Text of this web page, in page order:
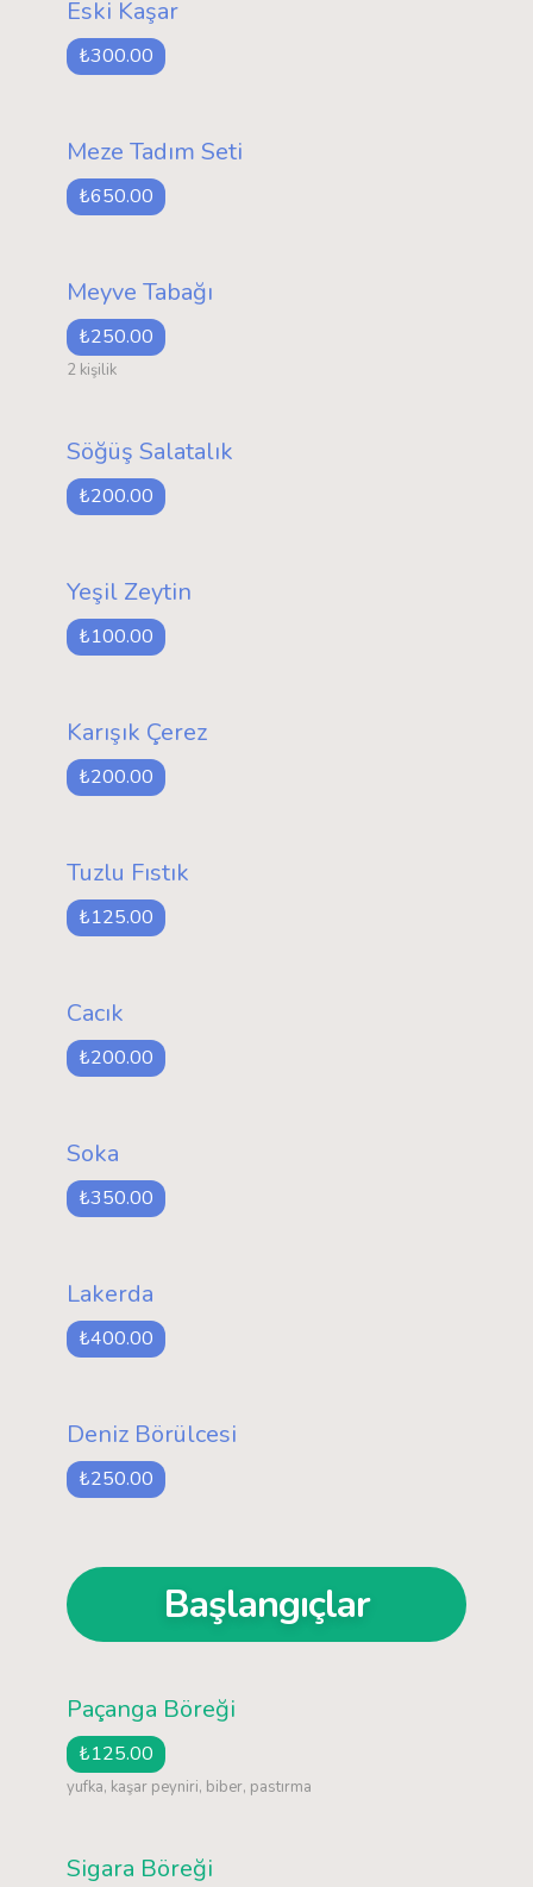
Eski Kaşar
₺300.00
Meze Tadım Seti
₺650.00
Meyve Tabağı
₺250.00
2 kişilik
Söğüş Salatalık
₺200.00
Yeşil Zeytin
₺100.00
Karışık Çerez
₺200.00
Tuzlu Fıstık
₺125.00
Cacık
₺200.00
Soka
₺350.00
Lakerda
₺400.00
Deniz Börülcesi
₺250.00
Başlangıçlar
Paçanga Böreği
₺125.00
yufka, kaşar peyniri, biber, pastırma
Sigara Böreği